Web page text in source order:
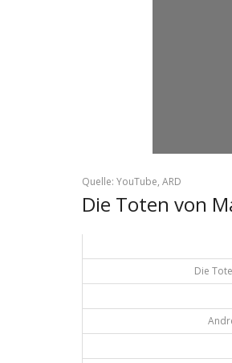
Quelle: YouTube, ARD
Die Toten von
Die